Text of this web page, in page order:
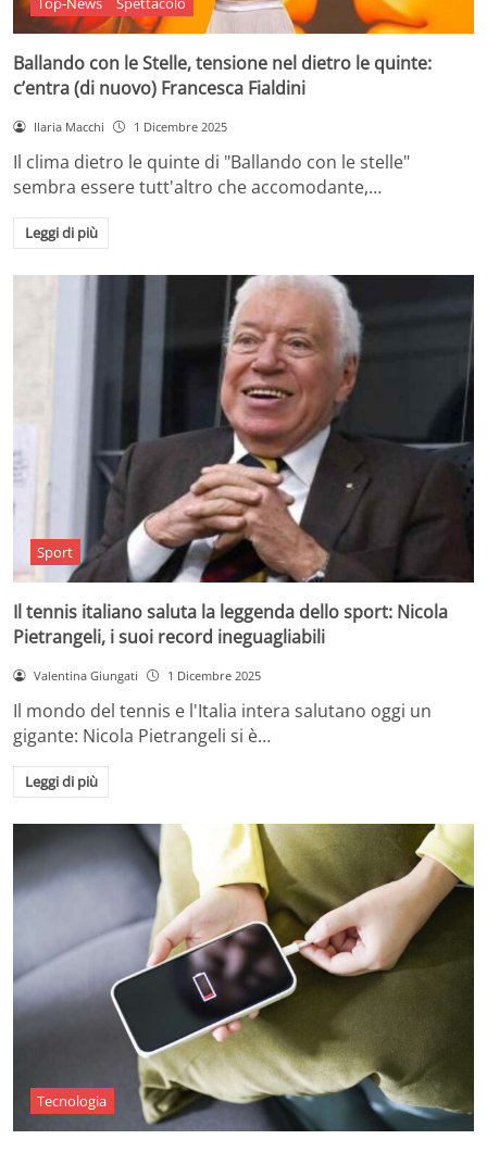
Ballando con le Stelle, tensione nel dietro le quinte:
c’entra (di nuovo) Francesca Fialdini
Ilaria Macchi 1 Dicembre 2025
Il clima dietro le quinte di "Ballando con le stelle"
sembra essere tutt'altro che accomodante,…
Leggi di più
Sport
Il tennis italiano saluta la leggenda dello sport: Nicola
Pietrangeli, i suoi record ineguagliabili
Valentina Giungati 1 Dicembre 2025
Il mondo del tennis e l'Italia intera salutano oggi un
gigante: Nicola Pietrangeli si è…
Leggi di più
Tecnologia